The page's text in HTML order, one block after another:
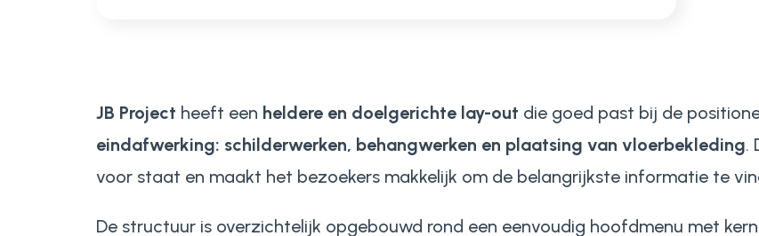
JB Project heeft een heldere en doelgerichte lay-out die goed past bij de
eindafwerking: schilderwerken, behangwerken en plaatsing van vloerbekleding.
voor staat en maakt het bezoekers makkelijk om de belangrijkste informatie te
De structuur is overzichtelijk opgebouwd rond een eenvoudig hoofdmenu met